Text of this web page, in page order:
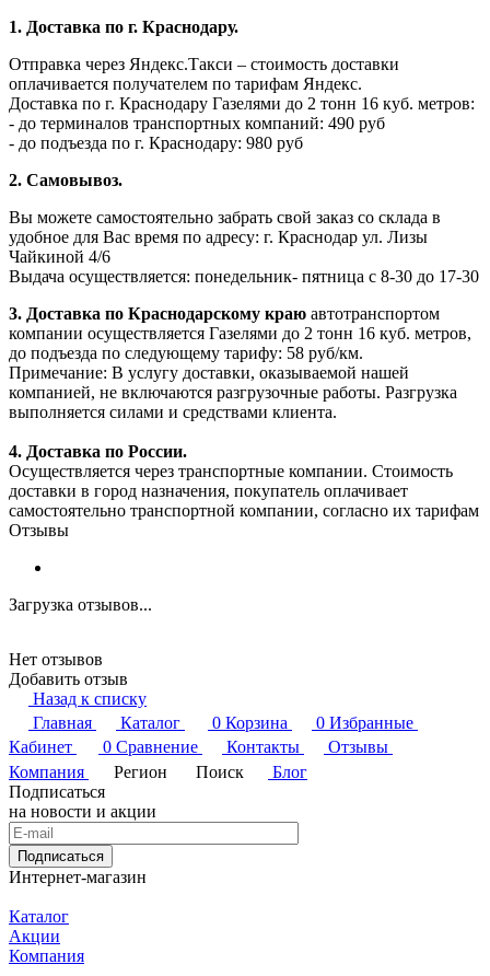
1. Доставка по г. Краснодару.
Отправка через Яндекс.Такси – стоимость доставки
оплачивается получателем по тарифам Яндекс.
Доставка по г. Краснодару Газелями до 2 тонн 16 куб. метров:
- до терминалов транспортных компаний: 490 руб
- до подъезда по г. Краснодару: 980 руб
2. Самовывоз.
Вы можете самостоятельно забрать свой заказ со склада в
удобное для Вас время по адресу: г. Краснодар ул. Лизы
Чайкиной 4/6
Выдача осуществляется: понедельник- пятница с 8-30 до 17-30
3. Доставка по Краснодарскому краю автотранспортом
компании осуществляется Газелями до 2 тонн 16 куб. метров,
до подъезда по следующему тарифу: 58 руб/км.
Примечание: В услугу доставки, оказываемой нашей
компанией, не включаются разгрузочные работы. Разгрузка
выполняется силами и средствами клиента.
4. Доставка по России.
Осуществляется через транспортные компании. Стоимость
доставки в город назначения, покупатель оплачивает
самостоятельно транспортной компании, согласно их тарифам
Отзывы
Загрузка отзывов...
Нет отзывов
Добавить отзыв
Назад к списку
Главная
Каталог 0 Корзина 0 Избранные
Кабинет
0 Сравнение Контакты
Отзывы
Компания
Регион Поиск
Блог
Подписаться
на новости и акции
Подписаться
Интернет-магазин
Каталог
Акции
Компания